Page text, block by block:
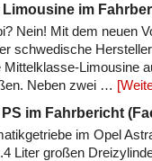
im
Nein! Mit dem neuen
schwedische
Limousine
Neben zwei …
im Fahrbericht
im Opel
Liter großen